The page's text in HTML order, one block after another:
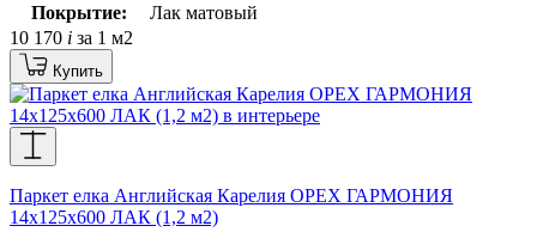
Покрытие:
Лак матовый
10 170 i за 1 м2
Купить
Паркет елка Английская Карелия ОРЕХ ГАРМОНИЯ
14x125x600 ЛАК (1,2 м2)